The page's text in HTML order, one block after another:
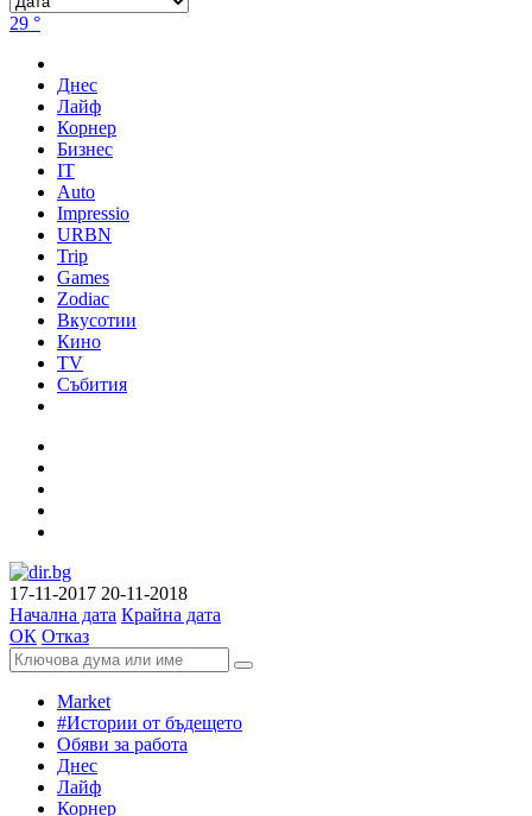
29 °
Днес
Лайф
Корнер
Бизнес
IT
Auto
Impressio
URBN
Trip
Games
Zodiac
Вкусотии
Кино
TV
Събития
17-11-2017 20-11-2018
Начална дата Крайна дата
ОК Отказ
Market
#Истории от бъдещето
Обяви за работа
Днес
Лайф
Корнер